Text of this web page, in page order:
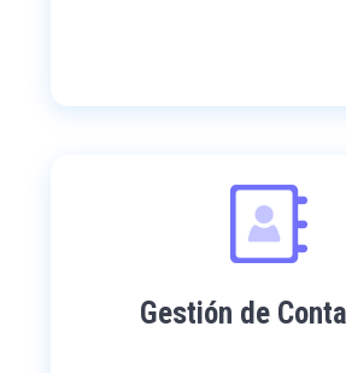
Gestión de